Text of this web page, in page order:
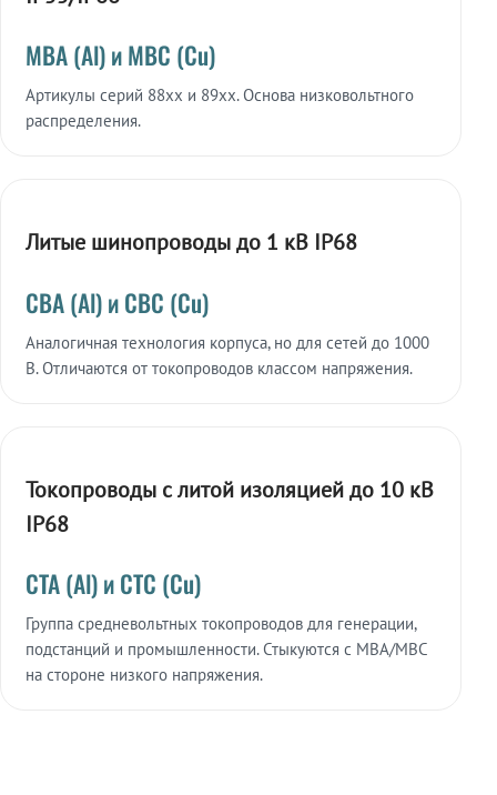
МВА (Al) и МВС (Cu)
Артикулы серий 88xx и 89xx. Основа низковольтного
распределения.
Литые шинопроводы до 1 кВ IP68
СВА (Al) и СВС (Cu)
Аналогичная технология корпуса, но для сетей до 1000
В. Отличаются от токопроводов классом напряжения.
Токопроводы с литой изоляцией до 10 кВ
IP68
СТА (Al) и СТС (Cu)
Группа средневольтных токопроводов для генерации,
подстанций и промышленности. Стыкуются с МВА/МВС
на стороне низкого напряжения.